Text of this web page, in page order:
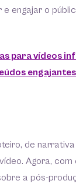
engajar o
para vídeos
engajantes
de
Agora, com
a pós-